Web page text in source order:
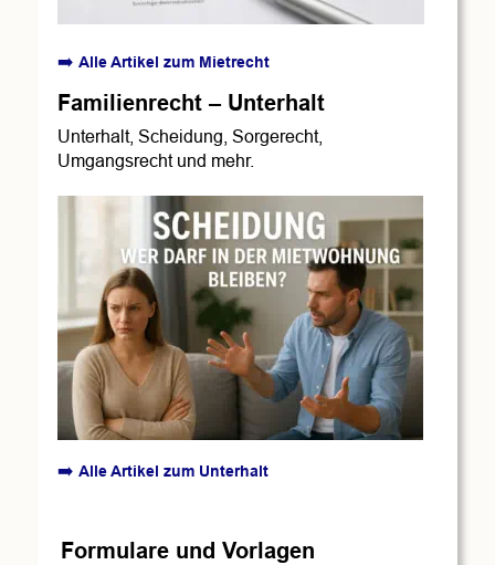
➡️ Alle Artikel zum Mietrecht
Familienrecht – Unterhalt
Unterhalt, Scheidung, Sorgerecht,
Umgangsrecht und mehr.
➡️ Alle Artikel zum Unterhalt
Formulare und Vorlagen